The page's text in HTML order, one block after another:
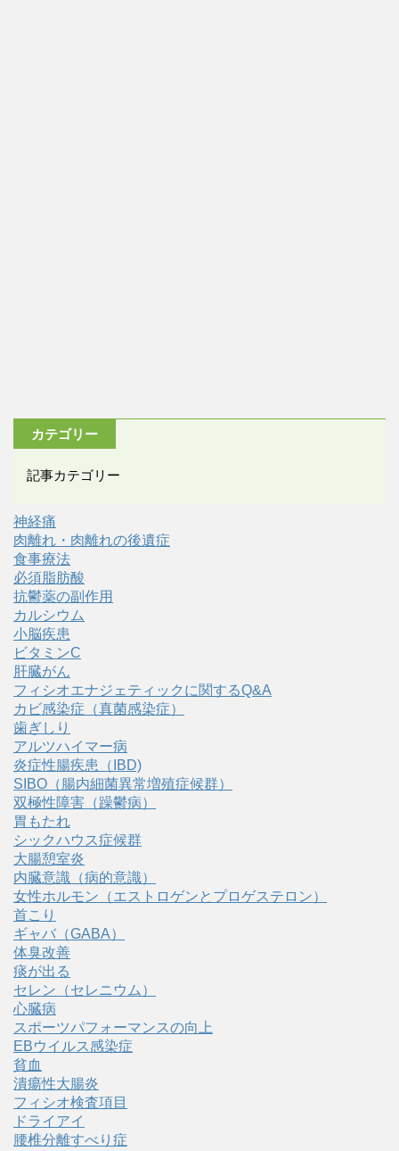
カテゴリー
記事カテゴリー
神経痛
肉離れ・肉離れの後遺症
食事療法
必須脂肪酸
抗鬱薬の副作用
カルシウム
小脳疾患
ビタミンC
肝臓がん
フィシオエナジェティックに関するQ&A
カビ感染症（真菌感染症）
歯ぎしり
アルツハイマー病
炎症性腸疾患（IBD)
SIBO（腸内細菌異常増殖症候群）
双極性障害（躁鬱病）
胃もたれ
シックハウス症候群
大腸憩室炎
内臓意識（病的意識）
女性ホルモン（エストロゲンとプロゲステロン）
首こり
ギャバ（GABA）
体臭改善
痰が出る
セレン（セレニウム）
心臓病
スポーツパフォーマンスの向上
EBウイルス感染症
貧血
潰瘍性大腸炎
フィシオ検査項目
ドライアイ
腰椎分離すべり症